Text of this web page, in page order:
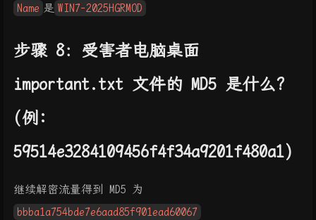
Name 是 WIN7-2025HGRMOD
步骤 8：受害者电脑桌面
important.txt 文件的 MD5 是什么?
(例:
59514e3284109456f4f34a9201f480a1)
继续解密流量得到 MD5 为
bbba1a754bde7e6aad85f901ead60067